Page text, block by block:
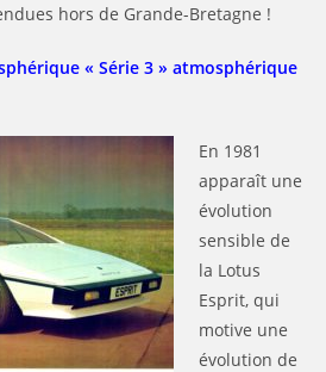
hors de Grande-Bretagne !
« Série 3 » atmosphérique
En 1981
apparaît une
évolution
sensible de
la Lotus
Esprit, qui
motive une
évolution de